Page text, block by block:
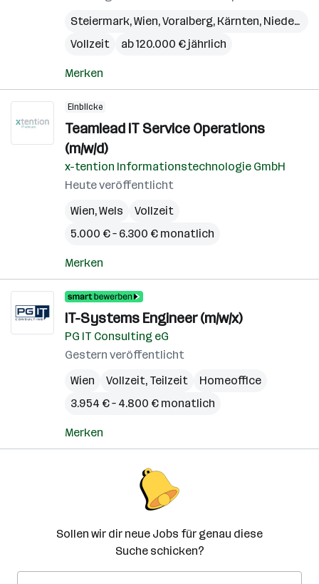
Steiermark,Wien,Voralberg, Kärnten, Niederösterreich
Vollzeit
ab 120.000 € jährlich
Merken
Einblicke
Teamlead IT Service Operations
(m/w/d)
x-tention Informationstechnologie GmbH
Heute veröffentlicht
Wien,Wels
Vollzeit
5.000 € – 6.300 € monatlich
Merken
IT-Systems Engineer (m/w/x)
PG IT Consulting eG
Gestern veröffentlicht
Wien
Vollzeit, Teilzeit
Homeoffice
3.954 € – 4.800 € monatlich
Merken
Sollen wir dir neue Jobs für genau diese
Suche schicken?